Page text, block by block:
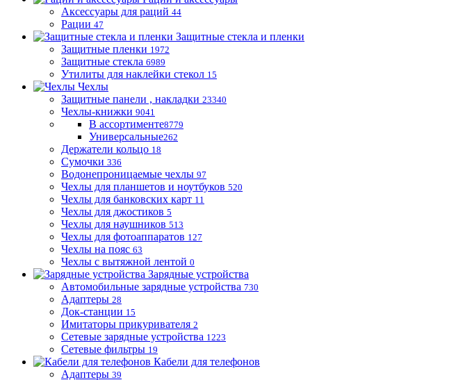
Аксессуары для раций 44
Рации 47
Защитные стекла и пленки
Защитные пленки 1972
Защитные стекла 6989
Утилиты для наклейки стекол 15
Чехлы
Защитные панели , накладки 23340
Чехлы-книжки 9041
В ассортименте8779
Универсальные262
Держатели кольцо 18
Сумочки 336
Водонепроницаемые чехлы 97
Чехлы для планшетов и ноутбуков 520
Чехлы для банковских карт 11
Чехлы для джостиков 5
Чехлы для наушников 513
Чехлы для фотоаппаратов 127
Чехлы на пояс 63
Чехлы с вытяжной лентой 0
Зарядные устройства
Автомобильные зарядные устройства 730
Адаптеры 28
Док-станции 15
Имитаторы прикуривателя 2
Сетевые зарядные устройства 1223
Сетевые фильтры 19
Кабели для телефонов
Адаптеры 39